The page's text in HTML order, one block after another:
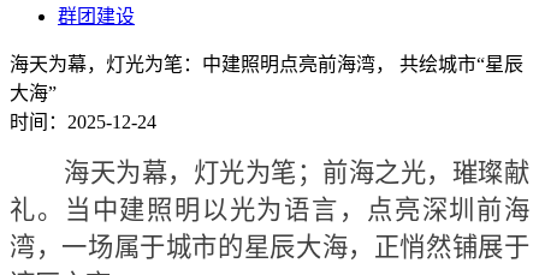
群团建设
海天为幕，灯光为笔：中建照明点亮前海湾， 共绘城市“星辰
大海”
时间：2025-12-24
海天为幕，灯光为笔；前海之光，璀璨献
礼。当中建照明以光为语言，点亮深圳前海
湾，一场属于城市的星辰大海，正悄然铺展于